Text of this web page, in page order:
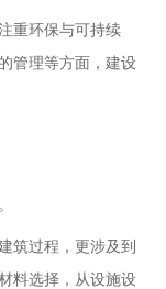
重环保与可持续
管理等方面，建设
筑过程，更涉及到
料选择，从设施设